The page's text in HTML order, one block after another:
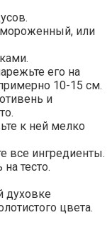
или
его на
10-15 см.
и
к ней мелко
все ингредиенты.
тесто.
духовке
цвета.